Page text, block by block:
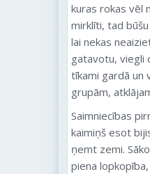
kuras rokas vēl
mirklīti, tad
lai nekas
gatavotu, viegli
tīkami gardā un
grupām,
Saimniecības
kaimiņš esot
ņemt zemi.
piena